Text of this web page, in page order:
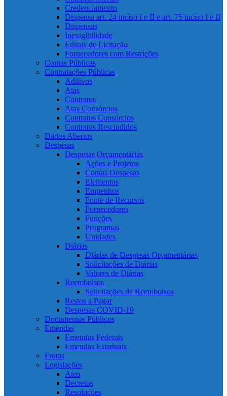
Credenciamento
Dispensa art. 24 inciso I e II e art. 75 inciso I e II
Dispensas
Inexigibilidade
Editais de Licitação
Fornecedores com Restrições
Contas Públicas
Contratações Públicas
Aditivos
Atas
Contratos
Atas Consórcios
Contratos Consórcios
Contratos Rescindidos
Dados Abertos
Despesas
Despesas Orçamentárias
Ações e Projetos
Contas Despesas
Elementos
Empenhos
Fonte de Recursos
Fornecedores
Funções
Programas
Unidades
Diárias
Diárias de Despesas Orçamentárias
Solicitações de Diárias
Valores de Diárias
Reembolsos
Solicitações de Reembolsos
Restos a Pagar
Despesas COVID-19
Documentos Públicos
Emendas
Emendas Federais
Emendas Estaduais
Frotas
Legislações
Atos
Decretos
Resoluções